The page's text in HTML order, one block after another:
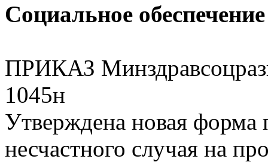
Социальное обеспечение
ПРИКАЗ
1045н
Утверждена новая форма
несчастного случая на